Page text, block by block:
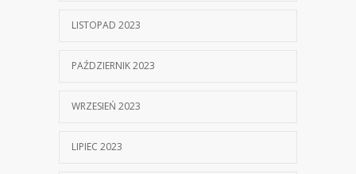
LISTOPAD 2023
PAŹDZIERNIK 2023
WRZESIEŃ 2023
LIPIEC 2023